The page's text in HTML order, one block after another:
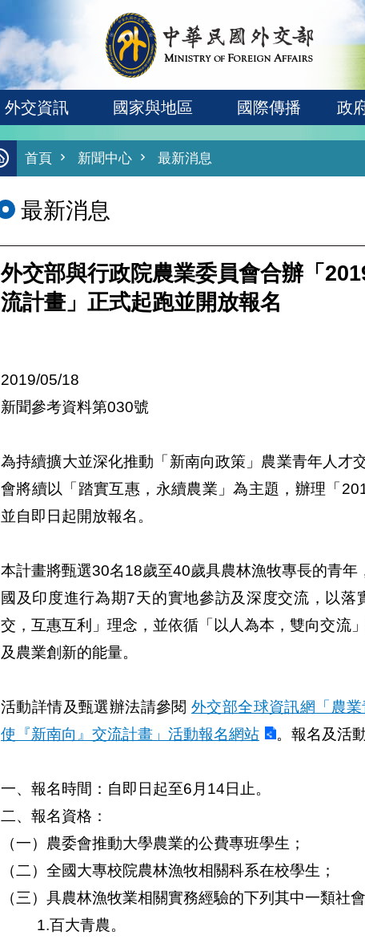
外交資訊 國家與地區 國際傳播 政
首頁 新聞中心 最新消息
最新消息
外交部與行政院農業委員會合辦「
流計畫」正式起跑並開放報名
2019/05/18
新聞參考資料第030號
為持續擴大並深化推動「新南向政策」農業青年人才
會將續以「踏實互惠，永續農業」為主題，辦理「
並自即日起開放報名。
本計畫將甄選30名18歲至40歲具農林漁牧專長的青
國及印度進行為期7天的實地參訪及深度交流，以
交，互惠互利」理念，並依循「以人為本，雙向交流
及農業創新的能量。
活動詳情及甄選辦法請參閱外交部全球資訊網「農
使『新南向』交流計畫」活動報名網站
。報名及活
一、報名時間：自即日起至6月14日止。
二、報名資格：
（一）農委會推動大學農業的公費專班學生；
（二）全國大專校院農林漁牧相關科系在校學生；
（三）具農林漁牧業相關實務經驗的下列其中一類社
1.百大青農。